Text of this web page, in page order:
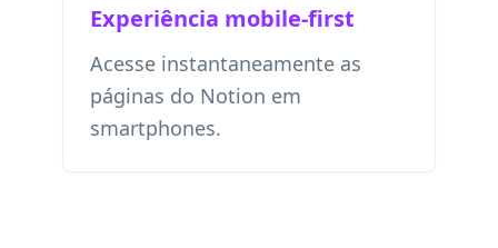
Experiência mobile-first
Acesse instantaneamente as
páginas do Notion em
smartphones.